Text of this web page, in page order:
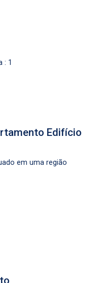
: 1
Edifício
em uma região